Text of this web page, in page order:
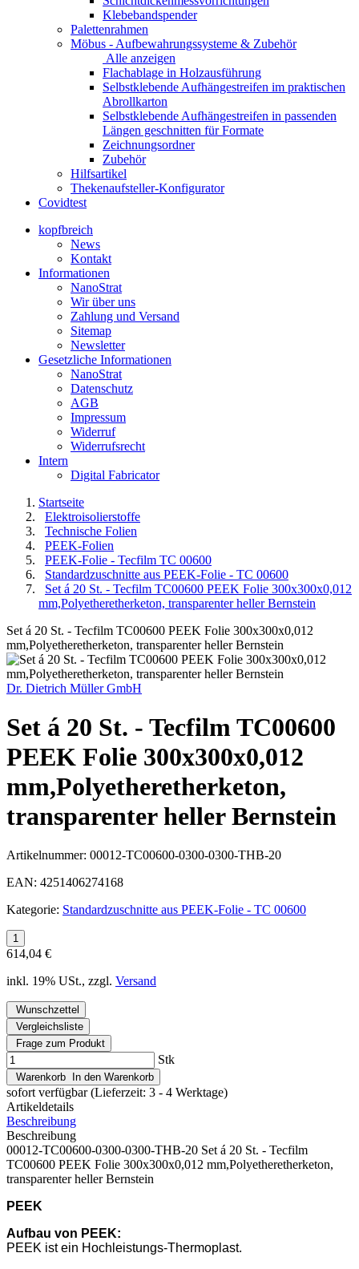
Klebebandspender
Palettenrahmen
Möbus - Aufbewahrungssysteme & Zubehör
Alle anzeigen
Flachablage in Holzausführung
Selbstklebende Aufhängestreifen im praktischen
Abrollkarton
Selbstklebende Aufhängestreifen in passenden
Längen geschnitten für Formate
Zeichnungsordner
Zubehör
Hilfsartikel
Thekenaufsteller-Konfigurator
Covidtest
kopfbreich
News
Kontakt
Informationen
NanoStrat
Wir über uns
Zahlung und Versand
Sitemap
Newsletter
Gesetzliche Informationen
NanoStrat
Datenschutz
AGB
Impressum
Widerruf
Widerrufsrecht
Intern
Digital Fabricator
Startseite
Elektroisolierstoffe
Technische Folien
PEEK-Folien
PEEK-Folie - Tecfilm TC 00600
Standardzuschnitte aus PEEK-Folie - TC 00600
Set á 20 St. - Tecfilm TC00600 PEEK Folie 300x300x0,012
mm,Polyetheretherketon, transparenter heller Bernstein
Set á 20 St. - Tecfilm TC00600 PEEK Folie 300x300x0,012
mm,Polyetheretherketon, transparenter heller Bernstein
Dr. Dietrich Müller GmbH
Set á 20 St. - Tecfilm TC00600
PEEK Folie 300x300x0,012
mm,Polyetheretherketon,
transparenter heller Bernstein
Artikelnummer: 00012-TC00600-0300-0300-THB-20
EAN: 4251406274168
Kategorie: Standardzuschnitte aus PEEK-Folie - TC 00600
614,04 €
inkl. 19% USt., zzgl. Versand
Wunschzettel
Vergleichsliste
Frage zum Produkt
Stk
Warenkorb In den Warenkorb
sofort verfügbar (Lieferzeit: 3 - 4 Werktage)
Artikeldetails
Beschreibung
Beschreibung
00012-TC00600-0300-0300-THB-20 Set á 20 St. - Tecfilm
TC00600 PEEK Folie 300x300x0,012 mm,Polyetheretherketon,
transparenter heller Bernstein
PEEK
Aufbau von PEEK:
PEEK ist ein Hochleistungs-Thermoplast.